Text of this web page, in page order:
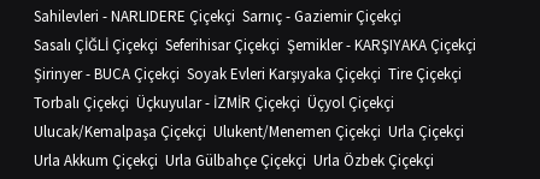
Sahilevleri - NARLIDERE Çiçekçi Sarnıç - Gaziemir Çiçekçi
Sasalı ÇİĞLİ Çiçekçi Seferihisar Çiçekçi Şemikler - KARŞIYAKA Çiçekçi
Şirinyer - BUCA Çiçekçi Soyak Evleri Karşıyaka Çiçekçi Tire Çiçekçi
Torbalı Çiçekçi Üçkuyular - İZMİR Çiçekçi Üçyol Çiçekçi
Ulucak/Kemalpaşa Çiçekçi Ulukent/Menemen Çiçekçi Urla Çiçekçi
Urla Akkum Çiçekçi Urla Gülbahçe Çiçekçi Urla Özbek Çiçekçi